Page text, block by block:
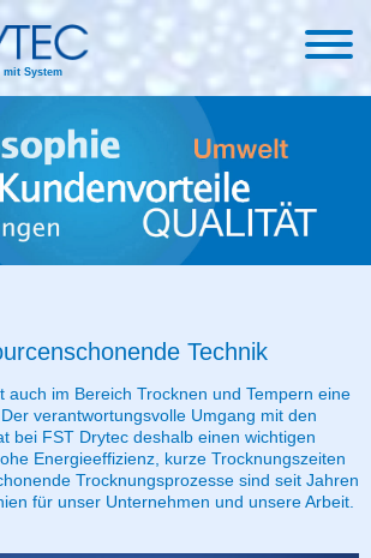
System
Technik
auch im Bereich Trocknen und Tempern eine
verantwortungsvolle Umgang mit den
bei FST Drytec deshalb einen wichtigen
Energieeffizienz, kurze Trocknungszeiten
Trocknungsprozesse sind seit Jahren
für unser Unternehmen und unsere Arbeit.